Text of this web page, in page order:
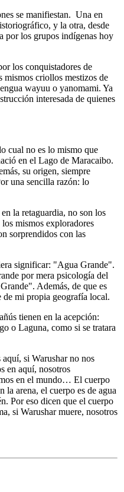
se manifiestan. Una en
y la otra, desde
por los grupos indígenas hoy
los conquistadores de
criollos mestizos de
wayuu o yanomami. Ya
interesada de quienes
cual no es lo mismo que
en el Lago de Maracaibo.
su origen, siempre
una sencilla razón: lo
la retaguardia, no son los
mismos exploradores
sorprendidos con las
significar: "Agua Grande".
por mera psicología del
Además, de que es
de mi propia geografía local.
tienen en la acepción:
o Laguna, como si se tratara
aquí, si Warushar no nos
en aquí, nosotros
en el mundo… El cuerpo
arena, el cuerpo es de agua
Por eso dicen que el cuerpo
si Warushar muere, nosotros